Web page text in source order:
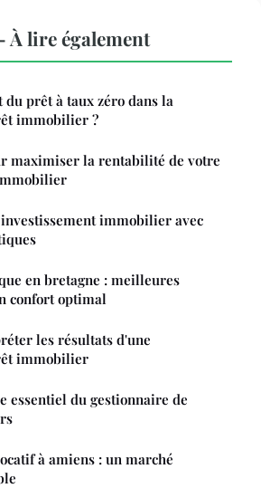
lire également
prêt à taux zéro dans la
immobilier ?
maximiser la rentabilité de votre
immobilier avec
en bretagne : meilleures
confort optimal
les résultats d'une
immobilier
essentiel du gestionnaire de
à amiens : un marché